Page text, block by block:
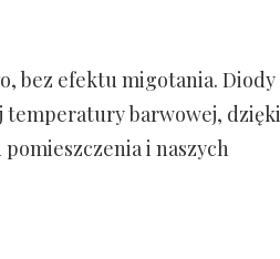
bez efektu migotania. Diody
temperatury barwowej, dzięki
i naszych